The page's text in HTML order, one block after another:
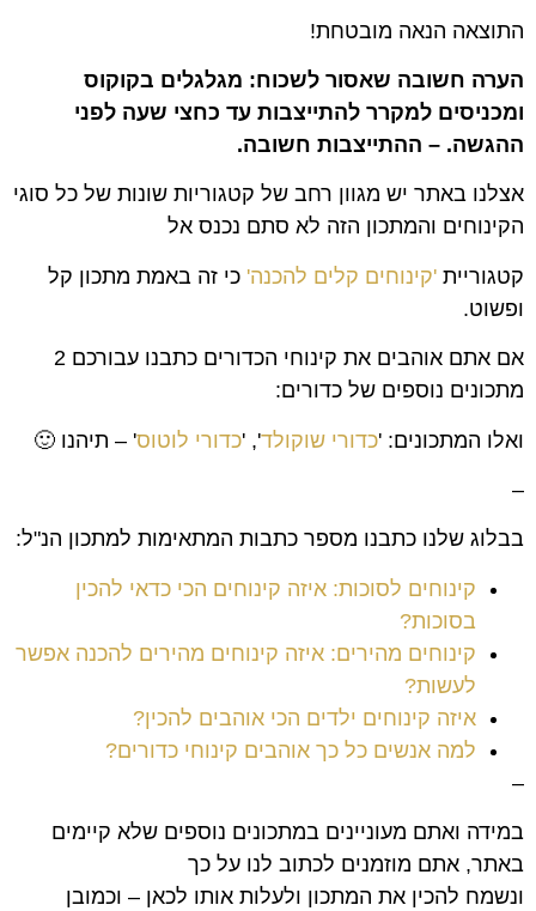
התוצאה הנאה מובטחת!
הערה חשובה שאסור לשכוח: מגלגלים בקוקוס
ומכניסים למקרר להתייצבות עד כחצי שעה לפני
ההגשה. – ההתייצבות חשובה.
אצלנו באתר יש מגוון רחב של קטגוריות שונות של כל סוגי
הקינוחים והמתכון הזה לא סתם נכנס אל
קטגוריית 'קינוחים קלים להכנה' כי זה באמת מתכון קל
ופשוט.
אם אתם אוהבים את קינוחי הכדורים כתבנו עבורכם 2
מתכונים נוספים של כדורים:
ואלו המתכונים: 'כדורי שוקולד', 'כדורי לוטוס' – תיהנו 🙂
–
בבלוג שלנו כתבנו מספר כתבות המתאימות למתכון הנ"ל:
קינוחים לסוכות: איזה קינוחים הכי כדאי להכין
בסוכות?
קינוחים מהירים: איזה קינוחים מהירים להכנה אפשר
לעשות?
איזה קינוחים ילדים הכי אוהבים להכין?
למה אנשים כל כך אוהבים קינוחי כדורים?
–
במידה ואתם מעוניינים במתכונים נוספים שלא קיימים
באתר, אתם מוזמנים לכתוב לנו על כך
ונשמח להכין את המתכון ולעלות אותו לכאן – וכמובן